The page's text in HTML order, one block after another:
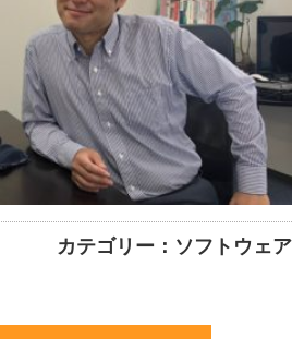
カテゴリー：ソフトウェア